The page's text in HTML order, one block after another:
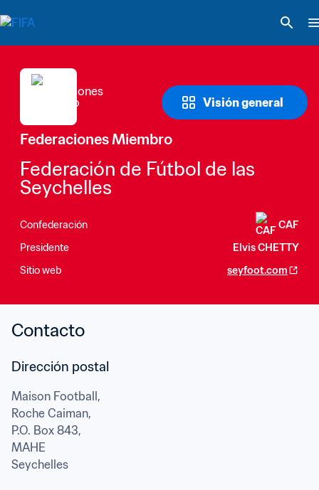
Visión general
Federaciones Miembro
Federación de Fútbol de las
Seychelles
Confederación
CAF
Presidente
Elvis CHETTY
Sitio web
seyfoot.com
Contacto
Maison Football,
Roche Caiman,
P.O. Box 843,
MAHE
Seychelles